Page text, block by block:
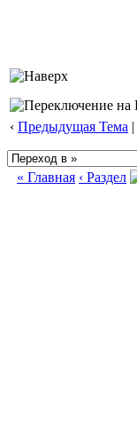
‹ Предыдущая Тема |
« Главная ‹ Раздел